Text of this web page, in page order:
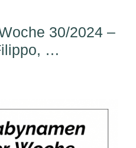
30/2024 –
…